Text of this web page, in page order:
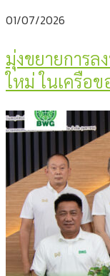
01/07/2026
มุ่งขยายการ
ใหม่ ในเครือ